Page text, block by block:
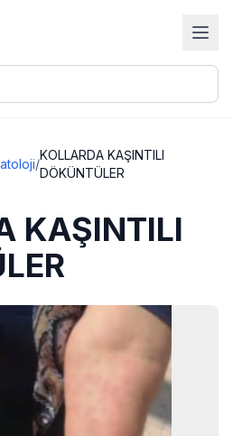
/
KOLLARDA KAŞINTILI
DÖKÜNTÜLER
KAŞINTILI